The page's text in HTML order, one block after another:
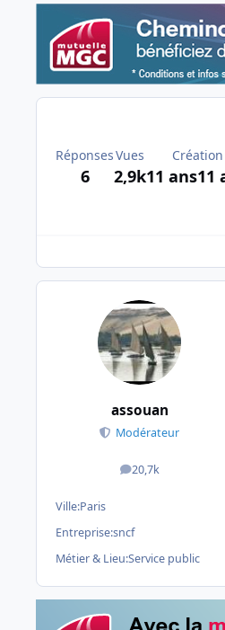
Réponses
6
Vues
2,9k
Création
11 ans11
assouan
Modérateur
20,7k
messages
Ville:Paris
Entreprise:sncf
Métier & Lieu:Service public